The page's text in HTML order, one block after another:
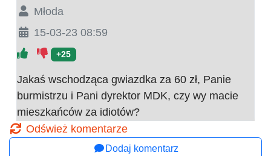
Młoda
15-03-23 08:59
+25
Jakaś wschodząca gwiazdka za 60 zł, Panie
burmistrzu i Pani dyrektor MDK, czy wy macie
mieszkańców za idiotów?
Odśwież komentarze
Dodaj komentarz